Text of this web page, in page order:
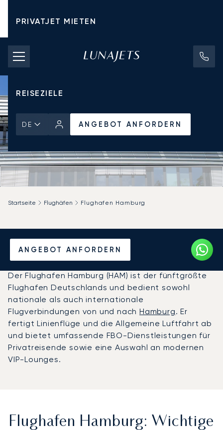
PRIVATJET MIETEN
CHARTERPREISE
PRIVATJETS
REISEZIELE
DE ANGEBOT ANFORDERN
ANGEBOT ANFORDERN
Startseite Flughäfen Flughafen Hamburg
Privatjet chartern zum
Flughafen Hamburg
Der Flughafen Hamburg (HAM) ist der fünftgrößte
Flughafen Deutschlands und bedient sowohl
nationale als auch internationale
Flugverbindungen von und nachHamburg. Er
fertigt Linienflüge und die Allgemeine Luftfahrt ab
und bietet umfassende FBO-Dienstleistungen für
Privatreisende sowie eine Auswahl an modernen
VIP-Lounges.
Flughafen Hamburg: Wichtige